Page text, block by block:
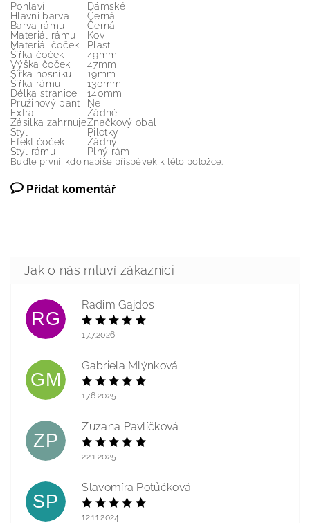
Pohlaví
Dámské
Hlavní barva
Černá
Barva rámu
Černá
Materiál rámu
Kov
Materiál čoček
Plast
Šířka čoček
49mm
Výška čoček
47mm
Šířka nosníku
19mm
Šířka rámu
130mm
Délka stranice
140mm
Pružinový pant
Ne
Extra
Žádné
Zásilka zahrnujeZnačkový obal
Styl
Pilotky
Efekt čoček
Žádný
Styl rámu
Plný rám
Buďte první, kdo napíše příspěvek k této položce.
Přidat komentář
RG
Radim Gajdos
17.7.2026
GM
Gabriela Mlýnková
17.6.2025
ZP
Zuzana Pavlíčková
22.1.2025
SP
Slavomíra Potůčková
12.11.2024